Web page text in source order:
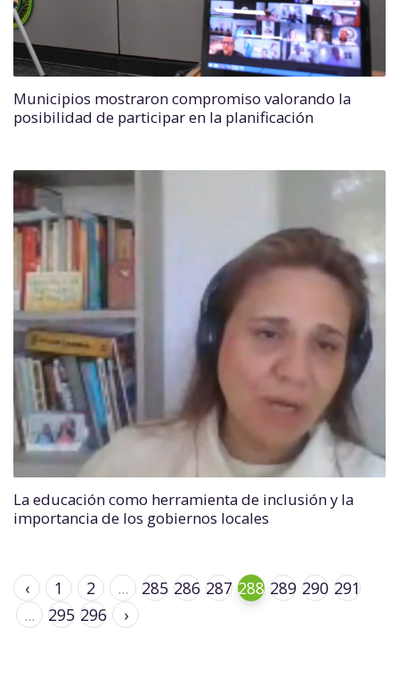
Municipios mostraron compromiso valorando la
posibilidad de participar en la planificación
La educación como herramienta de inclusión y la
importancia de los gobiernos locales
‹ 1 2 ... 285 286 287 288 289 290 291
...
295 296 ›